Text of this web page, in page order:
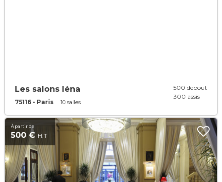
Les salons Iéna
75116 - Paris 10 salles
500 debout
300 assis
À partir de
500 € H.T